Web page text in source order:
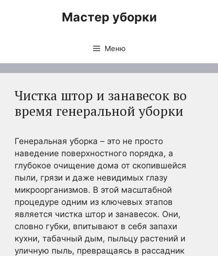
Мастер уборки
Меню
Чистка штор и занавесок во
время генеральной уборки
Генеральная уборка – это не просто
наведение поверхностного порядка, а
глубокое очищение дома от скопившейся
пыли, грязи и даже невидимых глазу
микроорганизмов. В этой масштабной
процедуре одним из ключевых этапов
является чистка штор и занавесок. Они,
словно губки, впитывают в себя запахи
кухни, табачный дым, пыльцу растений и
уличную пыль, превращаясь в рассадник